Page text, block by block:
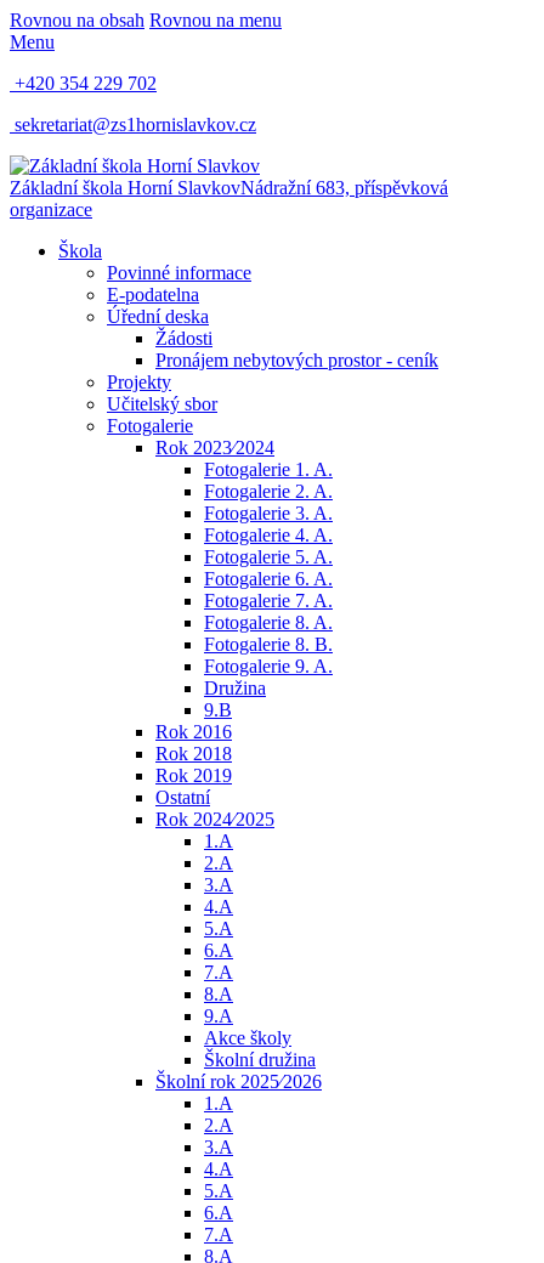
Rovnou na obsah Rovnou na menu
Menu
+420 354 229 702
sekretariat@zs1hornislavkov.cz
Základní škola Horní SlavkovNádražní 683, příspěvková
organizace
Škola
Povinné informace
E-podatelna
Úřední deska
Žádosti
Pronájem nebytových prostor - ceník
Projekty
Učitelský sbor
Fotogalerie
Rok 2023⁄2024
Fotogalerie 1. A.
Fotogalerie 2. A.
Fotogalerie 3. A.
Fotogalerie 4. A.
Fotogalerie 5. A.
Fotogalerie 6. A.
Fotogalerie 7. A.
Fotogalerie 8. A.
Fotogalerie 8. B.
Fotogalerie 9. A.
Družina
9.B
Rok 2016
Rok 2018
Rok 2019
Ostatní
Rok 2024⁄2025
1.A
2.A
3.A
4.A
5.A
6.A
7.A
8.A
9.A
Akce školy
Školní družina
Školní rok 2025⁄2026
1.A
2.A
3.A
4.A
5.A
6.A
7.A
8.A